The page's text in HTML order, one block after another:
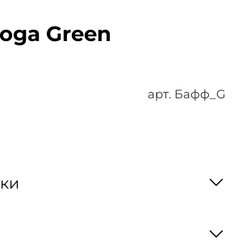
арт. Бафф_G
Green